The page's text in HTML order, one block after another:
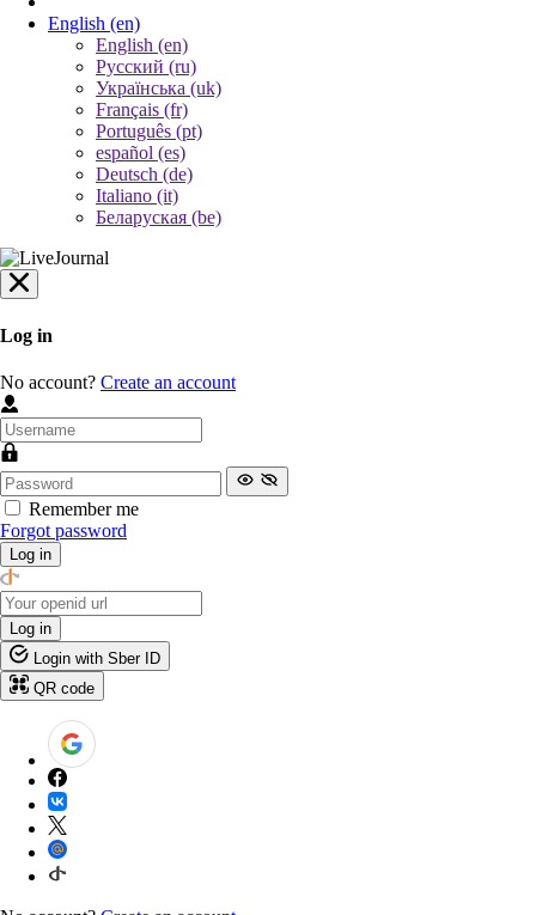
English (en)
English (en)
Русский (ru)
Українська (uk)
Français (fr)
Português (pt)
español (es)
Deutsch (de)
Italiano (it)
Беларуская (be)
Log in
No account? Create an account
Remember me
Forgot password
Log in
Log in
Login with Sber ID
QR code